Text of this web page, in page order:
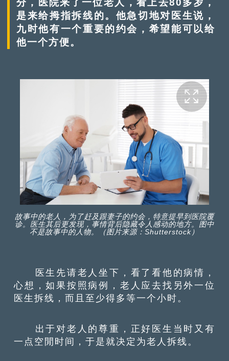
分，医院来了一位老人，看上去80多岁，
是来给拇指拆线的。他急切地对医生说，
九时他有一个重要的约会，希望能可以给
他一个方便。
故事中的老人，为了赶及跟妻子的约会，特意提早到医院覆
诊。医生其后更发现，事情背后隐藏令人感动的地方。图中
不是故事中的人物。（图片来源：Shutterstock）
医生先请老人坐下，看了看他的病情，
心想，如果按照病例，老人应去找另外一位
医生拆线，而且至少得多等一个小时。
出于对老人的尊重，正好医生当时又有
一点空閒时间，于是就决定为老人拆线。